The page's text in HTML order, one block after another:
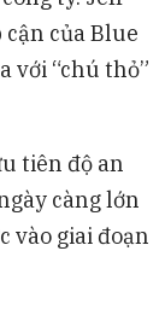
của Blue
với “chú thỏ”
tiên độ an
càng lớn
vào giai đoạn